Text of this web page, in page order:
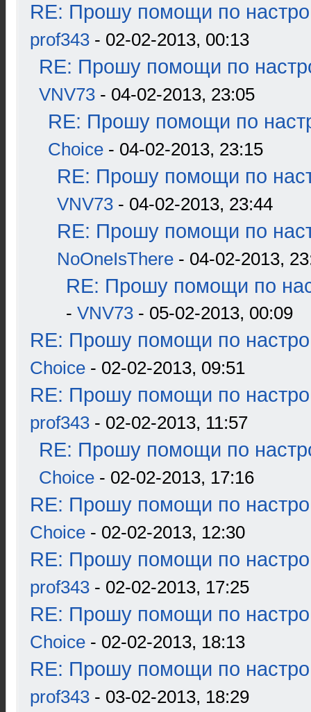
RE: Прошу помощи по
prof343 - 02-02-2013, 00:13
RE: Прошу помощи по
VNV73 - 04-02-2013, 23:05
RE: Прошу помощи по
Choice - 04-02-2013, 23:15
RE: Прошу помощи по
VNV73 - 04-02-2013, 23:44
RE: Прошу помощи по
NoOneIsThere - 04-02-2013,
RE: Прошу помощи по
- VNV73 - 05-02-2013, 00:09
RE: Прошу помощи по
Choice - 02-02-2013, 09:51
RE: Прошу помощи по
prof343 - 02-02-2013, 11:57
RE: Прошу помощи по
Choice - 02-02-2013, 17:16
RE: Прошу помощи по
Choice - 02-02-2013, 12:30
RE: Прошу помощи по
prof343 - 02-02-2013, 17:25
RE: Прошу помощи по
Choice - 02-02-2013, 18:13
RE: Прошу помощи по
prof343 - 03-02-2013, 18:29